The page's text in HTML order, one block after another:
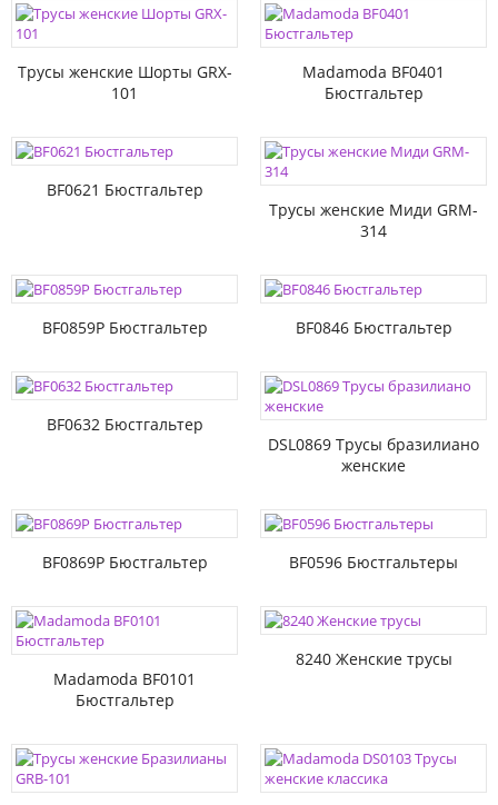
Трусы женские Шорты GRX-
101
Madamoda BF0401
Бюстгальтер
BF0621 Бюстгальтер
Трусы женские Миди GRM-
314
BF0859P Бюстгальтер BF0846 Бюстгальтер
BF0632 Бюстгальтер
DSL0869 Трусы бразилиано
женские
BF0869P Бюстгальтер BF0596 Бюстгальтеры
Madamoda BF0101
Бюстгальтер
8240 Женские трусы